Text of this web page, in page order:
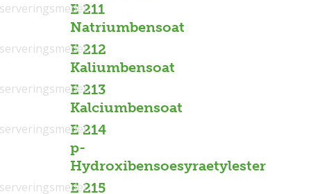
E 211
Natriumbensoat
E 212
Kaliumbensoat
E 213
Kalciumbensoat
E 214
p-
Hydroxibensoesyraetylester
E 215